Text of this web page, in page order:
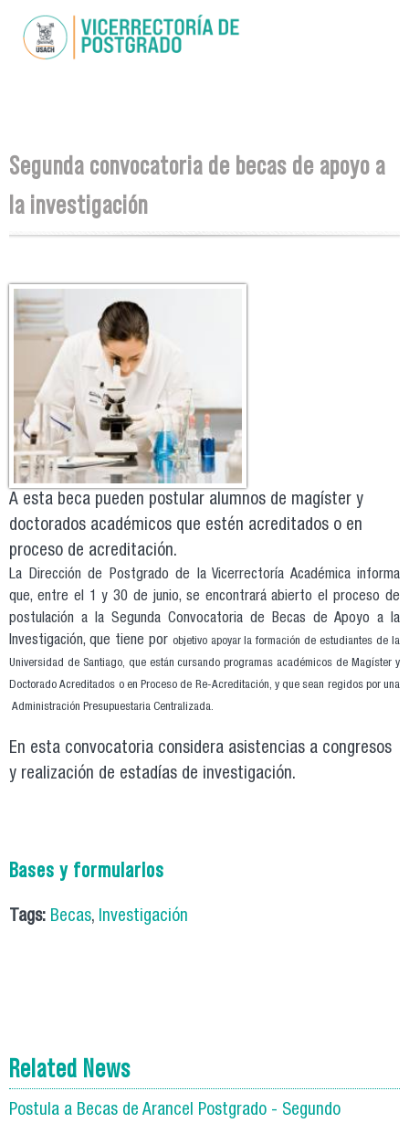
main
You are here
Segunda convocatoria de becas de apoyo a
la investigación
A esta beca pueden postular alumnos de magíster y
doctorados académicos que estén acreditados o en
proceso de acreditación.
La Dirección de Postgrado de la Vicerrectoría Académica informa
que, entre el 1 y 30 de junio, se encontrará abierto el proceso de
postulación a la Segunda Convocatoria de Becas de Apoyo a la
Investigación, que tiene por objetivo apoyar la formación de estudiantes de la
Universidad de Santiago, que están cursando programas académicos de Magíster y
Doctorado Acreditados o en Proceso de Re-Acreditación, y que sean regidos por una
Administración Presupuestaria Centralizada.
En esta convocatoria considera asistencias a congresos
y realización de estadías de investigación.
Bases y formularios
Tags: Becas, Investigación
Related News
Postula a Becas de Arancel Postgrado - Segundo